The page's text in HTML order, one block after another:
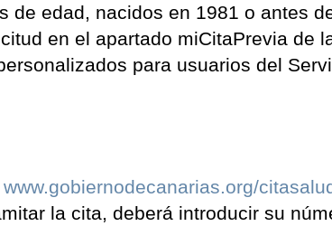
de edad, nacidos en 1981 o antes
en el apartado miCitaPrevia de
para usuarios del
www.gobiernodecanarias.org/
la cita, deberá introducir su